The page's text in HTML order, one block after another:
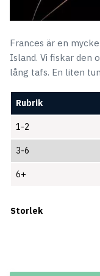
Frances är en
Island. Vi fiskar den
lång tafs. En liten
Rubrik
1-2
3-6
6+
Storlek